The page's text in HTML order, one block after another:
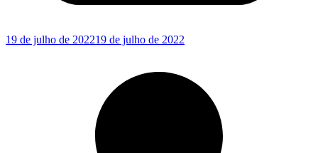
19 de julho de 202219 de julho de 2022